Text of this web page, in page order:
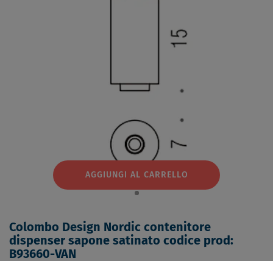
AGGIUNGI AL CARRELLO
Colombo Design Nordic contenitore
dispenser sapone satinato codice prod:
B93660-VAN